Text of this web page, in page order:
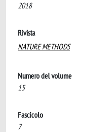
2018
Rivista
NATURE METHODS
Numero del volume
15
Fascicolo
7